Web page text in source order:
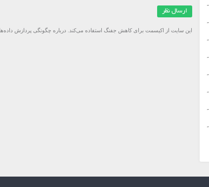
این سایت از اکیسمت برای کاهش جفنگ استفاده می‌کند. درباره چگونگی پردازش